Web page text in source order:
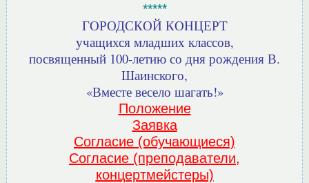
*****
ГОРОДСКОЙ КОНЦЕРТ
учащихся младших классов,
посвященный 100-летию со дня рождения В.
Шаинского,
«Вместе весело шагать!»
Положение
Заявка
Согласие (обучающиеся)
Согласие (преподаватели,
концертмейстеры)